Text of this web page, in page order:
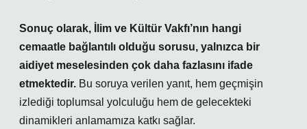
Sonuç olarak, İlim ve Kültür Vakfı’nın hangi
cemaatle bağlantılı olduğu sorusu, yalnızca bir
aidiyet meselesinden çok daha fazlasını ifade
etmektedir. Bu soruya verilen yanıt, hem geçmişin
izlediği toplumsal yolculuğu hem de gelecekteki
dinamikleri anlamamıza katkı sağlar.